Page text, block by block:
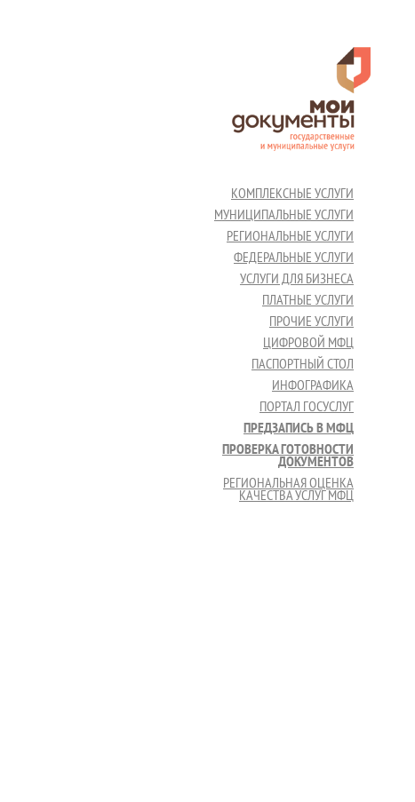
КОМПЛЕКСНЫЕ УСЛУГИ
МУНИЦИПАЛЬНЫЕ УСЛУГИ
РЕГИОНАЛЬНЫЕ УСЛУГИ
ФЕДЕРАЛЬНЫЕ УСЛУГИ
УСЛУГИ ДЛЯ БИЗНЕСА
ПЛАТНЫЕ УСЛУГИ
ПРОЧИЕ УСЛУГИ
ЦИФРОВОЙ МФЦ
ПАСПОРТНЫЙ СТОЛ
ИНФОГРАФИКА
ПОРТАЛ ГОСУСЛУГ
ПРЕДЗАПИСЬ В МФЦ
ПРОВЕРКА ГОТОВНОСТИ
ДОКУМЕНТОВ
РЕГИОНАЛЬНАЯ ОЦЕНКА
КАЧЕСТВА УСЛУГ МФЦ